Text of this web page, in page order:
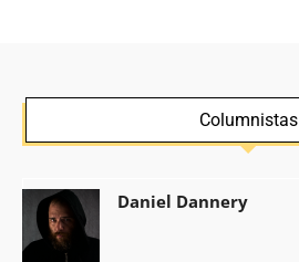
Columnistas
Daniel Dannery